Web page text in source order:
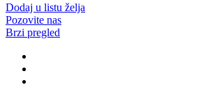
Dodaj u listu želja
Pozovite nas
Brzi pregled